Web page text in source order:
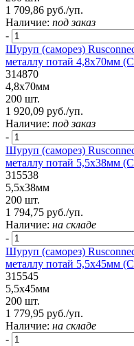
1 709,86 руб./уп.
Наличие: под заказ
-
Шуруп (саморез)
металлу потай 4,8х70мм
314870
4,8х70мм
200 шт.
1 920,09 руб./уп.
Наличие: под заказ
-
Шуруп (саморез)
металлу потай 5,5х38мм
315538
5,5х38мм
200 шт.
1 794,75 руб./уп.
Наличие: на складе
-
Шуруп (саморез)
металлу потай 5,5х45мм
315545
5,5х45мм
200 шт.
1 779,95 руб./уп.
Наличие: на складе
-